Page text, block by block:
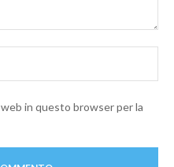
in questo browser per la